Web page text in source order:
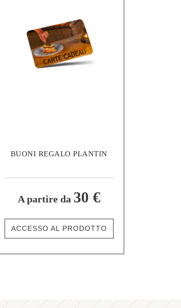
BUONI REGALO PLANTIN
A partire da 30 €
ACCESSO AL PRODOTTO